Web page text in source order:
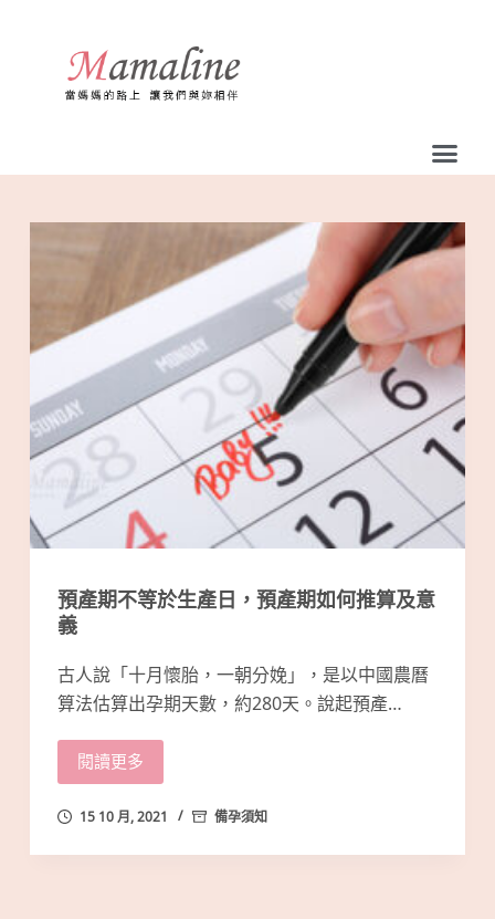
容
預產期不等於生產日，預產期如何推算及意
義
古人說「十月懷胎，一朝分娩」，是以中國農曆
算法估算出孕期天數，約280天。說起預產…
閱讀更多
15 10 月, 2021 備孕須知